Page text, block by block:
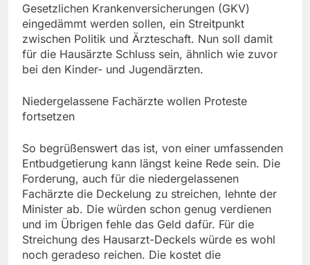
Gesetzlichen Krankenversicherungen (GKV)
eingedämmt werden sollen, ein Streitpunkt
zwischen Politik und Ärzteschaft. Nun soll damit
für die Hausärzte Schluss sein, ähnlich wie zuvor
bei den Kinder- und Jugendärzten.
Niedergelassene Fachärzte wollen Proteste
fortsetzen
So begrüßenswert das ist, von einer umfassenden
Entbudgetierung kann längst keine Rede sein. Die
Forderung, auch für die niedergelassenen
Fachärzte die Deckelung zu streichen, lehnte der
Minister ab. Die würden schon genug verdienen
und im Übrigen fehle das Geld dafür. Für die
Streichung des Hausarzt-Deckels würde es wohl
noch geradeso reichen. Die kostet die